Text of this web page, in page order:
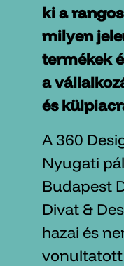
ki a
milyen
termékek
a
és
A 360
Nyugati
Budapest
Divat &
hazai és
vonultatott